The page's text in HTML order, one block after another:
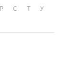
Р С Т У